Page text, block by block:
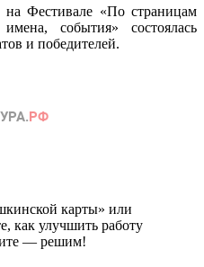
Фестивале «По страницам
события» состоялась
и победителей.
карты» или
как улучшить работу
— решим!